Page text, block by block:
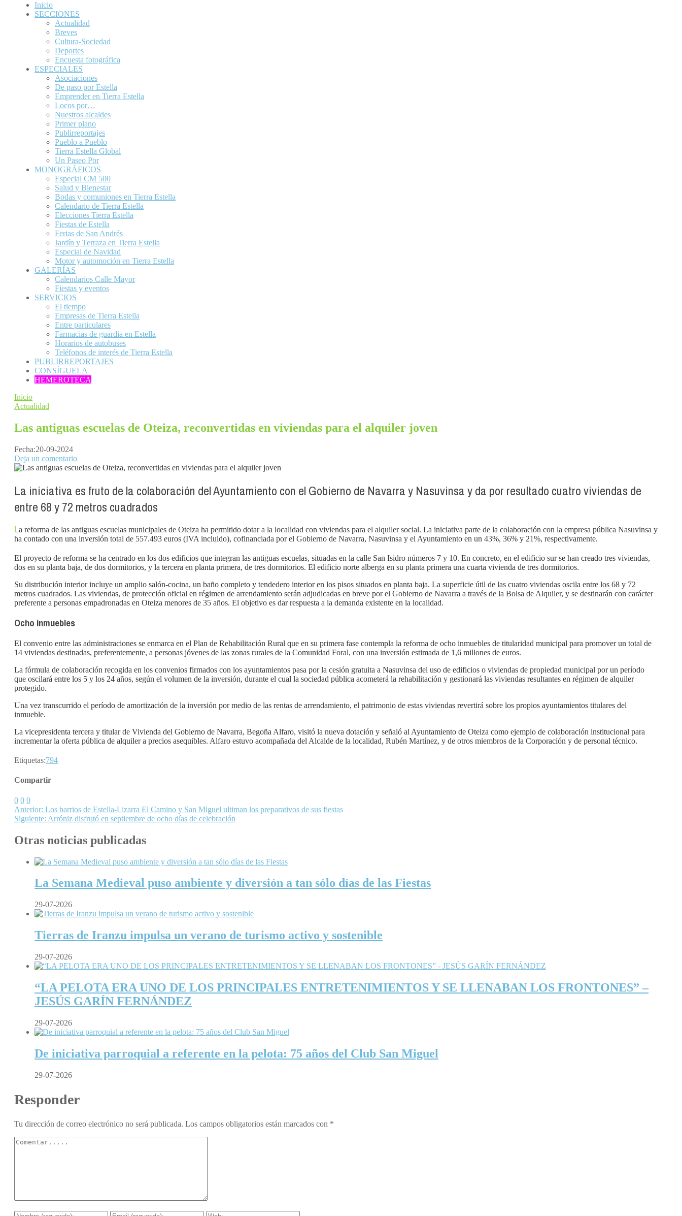
Inicio
SECCIONES
Actualidad
Breves
Cultura-Sociedad
Deportes
Encuesta fotográfica
ESPECIALES
Asociaciones
De paso por Estella
Emprender en Tierra Estella
Locos por…
Nuestros alcaldes
Primer plano
Publirreportajes
Pueblo a Pueblo
Tierra Estella Global
Un Paseo Por
MONOGRÁFICOS
Especial CM 500
Salud y Bienestar
Bodas y comuniones en Tierra Estella
Calendario de Tierra Estella
Elecciones Tierra Estella
Fiestas de Estella
Ferias de San Andrés
Jardín y Terraza en Tierra Estella
Especial de Navidad
Motor y automoción en Tierra Estella
GALERÍAS
Calendarios Calle Mayor
Fiestas y eventos
SERVICIOS
El tiempo
Empresas de Tierra Estella
Entre particulares
Farmacias de guardia en Estella
Horarios de autobuses
Teléfonos de interés de Tierra Estella
PUBLIRREPORTAJES
CONSÍGUELA
HEMEROTECA
Inicio
Actualidad
Las antiguas escuelas de Oteiza, reconvertidas en viviendas para el alquiler joven
Fecha:20-09-2024
Deja un comentario
La iniciativa es fruto de la colaboración del Ayuntamiento con el Gobierno de Navarra y Nasuvinsa y da por resultado cuatro viviendas de
entre 68 y 72 metros cuadrados
La reforma de las antiguas escuelas municipales de Oteiza ha permitido dotar a la localidad con viviendas para el alquiler social. La iniciativa parte de la colaboración con la empresa pública Nasuvinsa y
ha contado con una inversión total de 557.493 euros (IVA incluido), cofinanciada por el Gobierno de Navarra, Nasuvinsa y el Ayuntamiento en un 43%, 36% y 21%, respectivamente.
El proyecto de reforma se ha centrado en los dos edificios que integran las antiguas escuelas, situadas en la calle San Isidro números 7 y 10. En concreto, en el edificio sur se han creado tres viviendas,
dos en su planta baja, de dos dormitorios, y la tercera en planta primera, de tres dormitorios. El edificio norte alberga en su planta primera una cuarta vivienda de tres dormitorios.
Su distribución interior incluye un amplio salón-cocina, un baño completo y tendedero interior en los pisos situados en planta baja. La superficie útil de las cuatro viviendas oscila entre los 68 y 72
metros cuadrados. Las viviendas, de protección oficial en régimen de arrendamiento serán adjudicadas en breve por el Gobierno de Navarra a través de la Bolsa de Alquiler, y se destinarán con carácter
preferente a personas empadronadas en Oteiza menores de 35 años. El objetivo es dar respuesta a la demanda existente en la localidad.
Ocho inmuebles
El convenio entre las administraciones se enmarca en el Plan de Rehabilitación Rural que en su primera fase contempla la reforma de ocho inmuebles de titularidad municipal para promover un total de
14 viviendas destinadas, preferentemente, a personas jóvenes de las zonas rurales de la Comunidad Foral, con una inversión estimada de 1,6 millones de euros.
La fórmula de colaboración recogida en los convenios firmados con los ayuntamientos pasa por la cesión gratuita a Nasuvinsa del uso de edificios o viviendas de propiedad municipal por un período
que oscilará entre los 5 y los 24 años, según el volumen de la inversión, durante el cual la sociedad pública acometerá la rehabilitación y gestionará las viviendas resultantes en régimen de alquiler
protegido.
Una vez transcurrido el período de amortización de la inversión por medio de las rentas de arrendamiento, el patrimonio de estas viviendas revertirá sobre los propios ayuntamientos titulares del
inmueble.
La vicepresidenta tercera y titular de Vivienda del Gobierno de Navarra, Begoña Alfaro, visitó la nueva dotación y señaló al Ayuntamiento de Oteiza como ejemplo de colaboración institucional para
incrementar la oferta pública de alquiler a precios asequibles. Alfaro estuvo acompañada del Alcalde de la localidad, Rubén Martínez, y de otros miembros de la Corporación y de personal técnico.
Etiquetas:794
Compartir
0 0 0
Anterior: Los barrios de Estella-Lizarra El Camino y San Miguel ultiman los preparativos de sus fiestas
Siguiente: Arróniz disfrutó en septiembre de ocho días de celebración
Otras noticias publicadas
La Semana Medieval puso ambiente y diversión a tan sólo días de las Fiestas
29-07-2026
Tierras de Iranzu impulsa un verano de turismo activo y sostenible
29-07-2026
“LA PELOTA ERA UNO DE LOS PRINCIPALES ENTRETENIMIENTOS Y SE LLENABAN LOS FRONTONES” –
JESÚS GARÍN FERNÁNDEZ
29-07-2026
De iniciativa parroquial a referente en la pelota: 75 años del Club San Miguel
29-07-2026
Responder
Tu dirección de correo electrónico no será publicada. Los campos obligatorios están marcados con *